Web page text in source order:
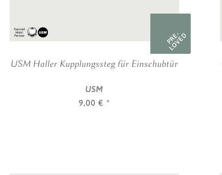
PRE-
LOVED
USM Haller Kupplungssteg für Einschubtür
USM
9,00 € *